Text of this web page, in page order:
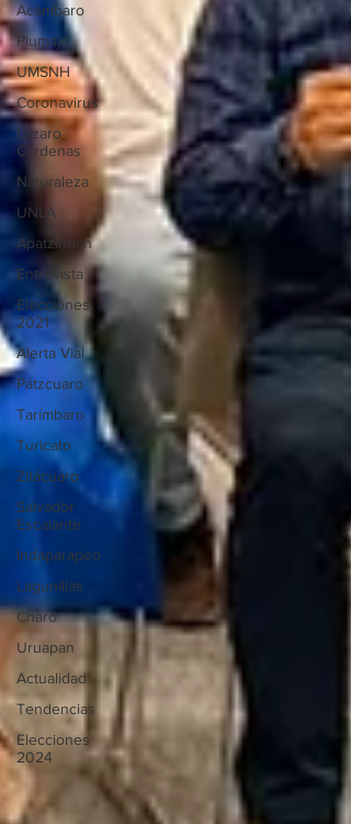
Acámbaro
Plumaje
UMSNH
Coronavirus
Lázaro
Cárdenas
Naturaleza
UNLA
Apatzingán
Entrevista
Elecciones
2021
Alerta Vial
Pátzcuaro
Tarímbaro
Turicato
Zitácuaro
Salvador
Escalante
Indaparapeo
Lagunillas
Charo
Uruapan
Actualidad
Tendencias
Elecciones
2024